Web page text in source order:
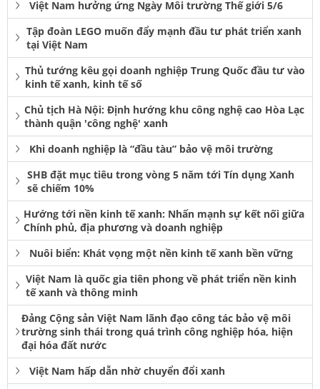
Việt Nam hưởng ứng Ngày Môi trường Thế giới 5/6
Tập đoàn LEGO muốn đẩy mạnh đầu tư phát triển xanh
tại Việt Nam
Thủ tướng kêu gọi doanh nghiệp Trung Quốc đầu tư vào
kinh tế xanh, kinh tế số
Chủ tịch Hà Nội: Định hướng khu công nghệ cao Hòa Lạc
thành quận 'công nghệ' xanh
Khi doanh nghiệp là “đầu tàu” bảo vệ môi trường
SHB đặt mục tiêu trong vòng 5 năm tới Tín dụng Xanh
sẽ chiếm 10%
Hướng tới nền kinh tế xanh: Nhấn mạnh sự kết nối giữa
Chính phủ, địa phương và doanh nghiệp
Nuôi biển: Khát vọng một nền kinh tế xanh bền vững
Việt Nam là quốc gia tiên phong về phát triển nền kinh
tế xanh và thông minh
Đảng Cộng sản Việt Nam lãnh đạo công tác bảo vệ môi
trường sinh thái trong quá trình công nghiệp hóa, hiện
đại hóa đất nước
Việt Nam hấp dẫn nhờ chuyển đổi xanh